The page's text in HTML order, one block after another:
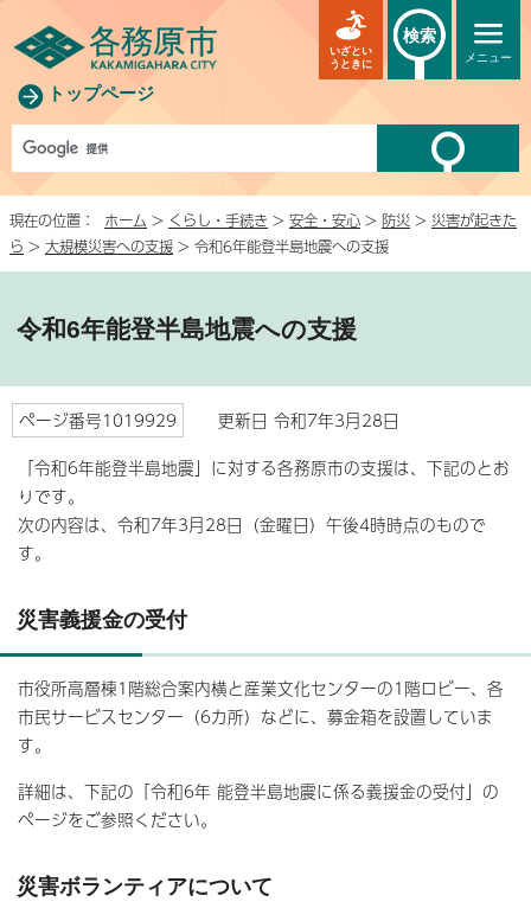
トップページ
メニュー
いざとい
うときに
検索
現在の位置： ホーム > くらし・手続き > 安全・安心 > 防災 > 災害が起きた
ら > 大規模災害への支援 > 令和6年能登半島地震への支援
令和6年能登半島地震への支援
ページ番号1019929
更新日 令和7年3月28日
「令和6年能登半島地震」に対する各務原市の支援は、下記のとお
りです。
次の内容は、令和7年3月28日（金曜日）午後4時時点のもので
す。
災害義援金の受付
市役所高層棟1階総合案内横と産業文化センターの1階ロビー、各
市民サービスセンター（6カ所）などに、募金箱を設置していま
す。
詳細は、下記の「令和6年 能登半島地震に係る義援金の受付」の
ページをご参照ください。
災害ボランティアについて